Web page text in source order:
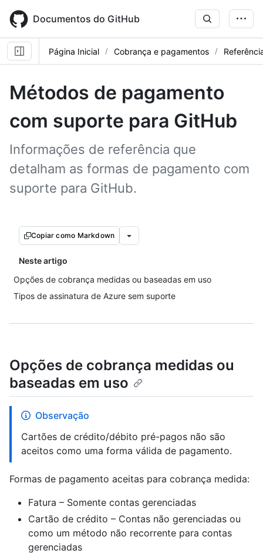
main
content
Documentos do GitHub
Página Inicial Cobrança e pagamentos
Métodos de pagamento
com suporte para GitHub
Informações de referência que
detalham as formas de pagamento com
suporte para GitHub.
Copiar como Markdown
Neste artigo
Opções de cobrança medidas ou baseadas em uso
Tipos de assinatura de Azure sem suporte
Opções de cobrança medidas ou
baseadas em uso
Observação
Cartões de crédito/débito pré-pagos não são
aceitos como uma forma válida de pagamento.
Formas de pagamento aceitas para cobrança medida:
Fatura – Somente contas gerenciadas
Cartão de crédito – Contas não gerenciadas ou
como um método não recorrente para contas
gerenciadas